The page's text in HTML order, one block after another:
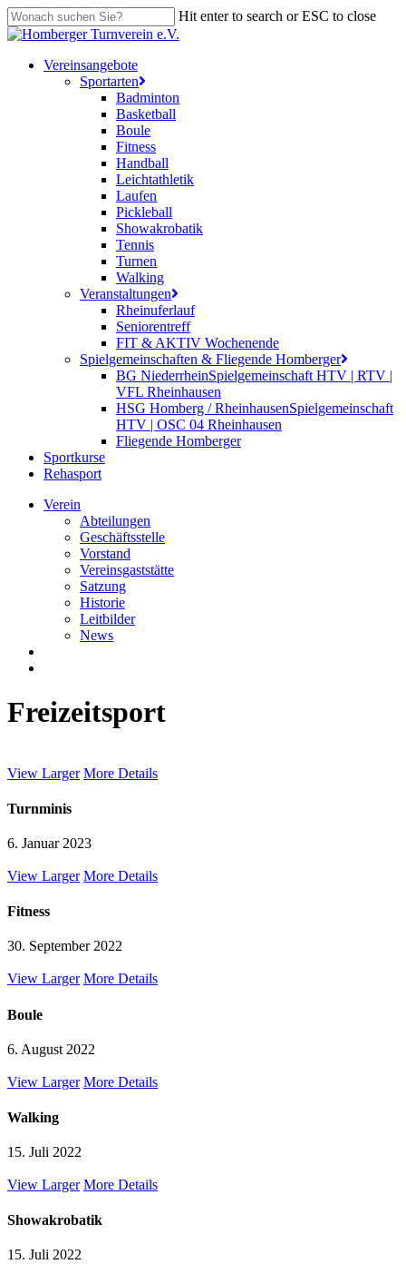
Skip
to
content
Hit enter to search or ESC to close
Close
search
Menu
Vereinsangebote
Sportarten
Badminton
Basketball
Boule
Fitness
Handball
Leichtathletik
Laufen
Pickleball
Showakrobatik
Tennis
Turnen
Walking
Veranstaltungen
Rheinuferlauf
Seniorentreff
FIT & AKTIV Wochenende
Spielgemeinschaften & Fliegende Homberger
BG NiederrheinSpielgemeinschaft HTV | RTV |
VFL Rheinhausen
HSG Homberg / RheinhausenSpielgemeinschaft
HTV | OSC 04 Rheinhausen
Fliegende Homberger
Sportkurse
Rehasport
Verein
Abteilungen
Geschäftsstelle
Vorstand
Vereinsgaststätte
Satzung
Historie
Leitbilder
News
Freizeitsport
View Larger More Details
Turnminis
6. Januar 2023
View Larger More Details
Fitness
30. September 2022
View Larger More Details
Boule
6. August 2022
View Larger More Details
Walking
15. Juli 2022
View Larger More Details
Showakrobatik
15. Juli 2022